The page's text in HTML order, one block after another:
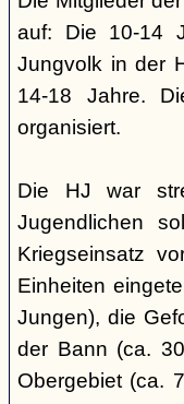
auf: Die 10-14
Jungvolk in der
14-18 Jahre.
organisiert.
Die HJ war
Jugendlichen
Kriegseinsatz
Einheiten
Jungen), die
der Bann (ca.
Obergebiet (ca.